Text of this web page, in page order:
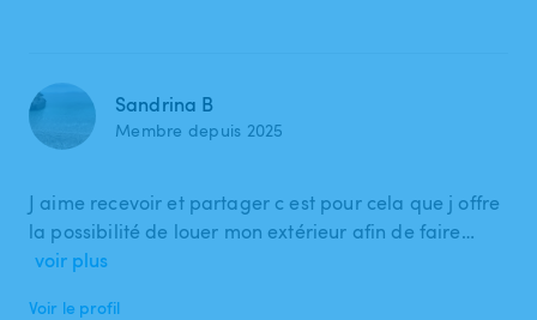
Sandrina B
Membre depuis 2025
J aime recevoir et partager c est pour cela que j offre
la possibilité de louer mon extérieur afin de faire…
voir plus
Voir le profil